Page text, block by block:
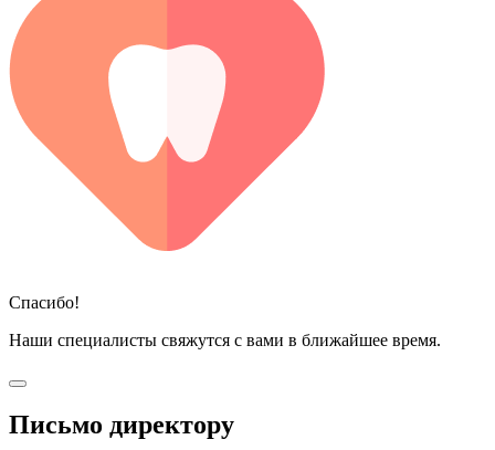
Спасибо!
Наши специалисты свяжутся с вами в ближайшее время.
Письмо директору